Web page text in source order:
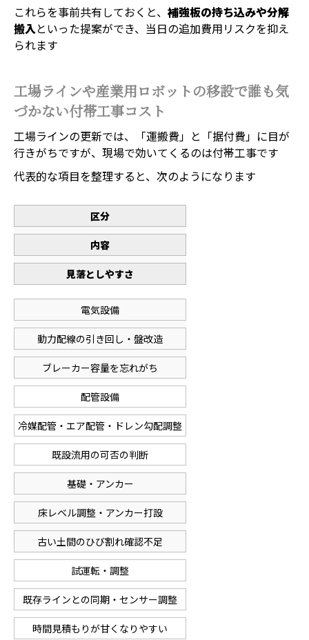
これらを事前共有しておくと、 補強板の持ち込みや分解
搬入といった提案ができ、当日の追加費用リスクを抑え
られます
工場ラインや産業用ロボットの移設で誰も気
づかない付帯工事コスト
工場ラインの更新では、「運搬費」と「据付費」に目が
行きがちですが、現場で効いてくるのは付帯工事です
代表的な項目を整理すると、次のようになります
区分
内容
見落としやすさ
電気設備
動力配線の引き回し・盤改造
ブレーカー容量を忘れがち
配管設備
冷媒配管・エア配管・ドレン勾配調整
既設流用の可否の判断
基礎・アンカー
床レベル調整・アンカー打設
古い土間のひび割れ確認不足
試運転・調整
既存ラインとの同期・センサー調整
時間見積もりが甘くなりやすい
ホーム 電話